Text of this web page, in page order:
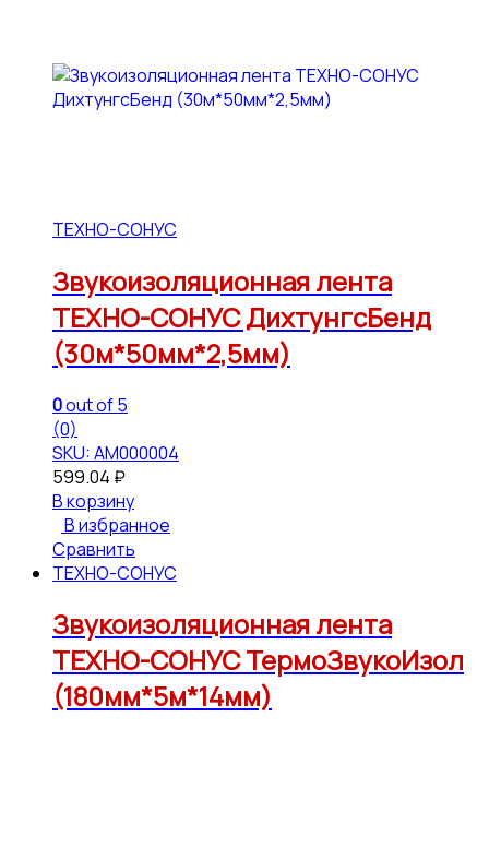
ТЕХНО-СОНУС
Звукоизоляционная лента
ТЕХНО-СОНУС ДихтунгсБенд
(30м*50мм*2,5мм)
0out of 5
(0)
SKU: АМ000004
599.04 ₽
В корзину
В избранное
Сравнить
ТЕХНО-СОНУС
Звукоизоляционная лента
ТЕХНО-СОНУС ТермоЗвукоИзол
(180мм*5м*14мм)